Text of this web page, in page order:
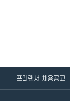
프리랜서 채용공고